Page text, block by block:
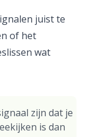
juist te
of het
wat
zijn dat je
is dan